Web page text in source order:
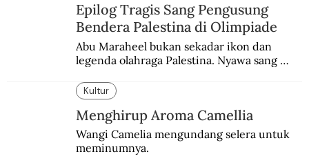
Epilog Tragis Sang Pengusung
Bendera Palestina di Olimpiade
Abu Maraheel bukan sekadar ikon dan
legenda olahraga Palestina. Nyawa sang
memblokade Rafah.
Kultur
Menghirup Aroma Camellia
Wangi Camelia mengundang selera untuk
meminumnya.